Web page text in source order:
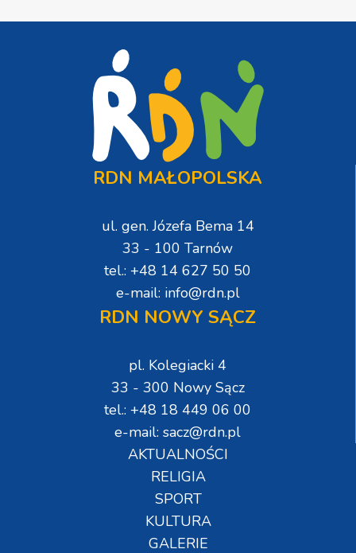
RDN MAŁOPOLSKA
ul. gen. Józefa Bema 14
33 - 100 Tarnów
tel.: +48 14 627 50 50
e-mail: info@rdn.pl
RDN NOWY SĄCZ
pl. Kolegiacki 4
33 - 300 Nowy Sącz
tel.: +48 18 449 06 00
e-mail: sacz@rdn.pl
AKTUALNOŚCI
RELIGIA
SPORT
KULTURA
GALERIE